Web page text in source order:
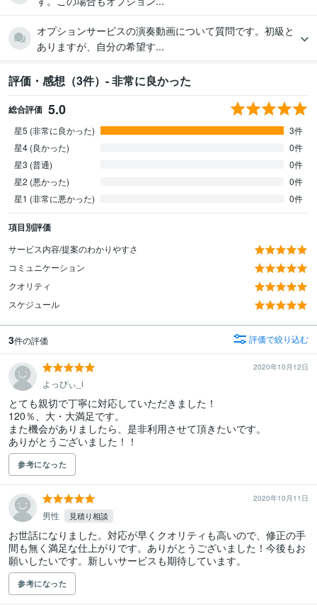
オプションサービスの演奏動画について質問です。初級と
ありますが、自分の希望す...
評価・感想（3件）- 非常に良かった
総合評価 5.0
星5 (非常に良かった)
3件
星4 (良かった)
0件
星3 (普通)
0件
星2 (悪かった)
0件
星1 (非常に悪かった)
0件
項目別評価
サービス内容/提案のわかりやすさ
コミュニケーション
クオリティ
スケジュール
3件の評価 評価で絞り込む
2020年10月12日
よっぴぃ_i
とても親切で丁寧に対応していただきました！
120％、大・大満足です。
また機会がありましたら、是非利用させて頂きたいです。
ありがとうございました！！
参考になった
2020年10月11日
男性 見積り相談
お世話になりました。対応が早くクオリティも高いので、修正の手
間も無く満足な仕上がりです。ありがとうございました！今後もお
願いしたいです。新しいサービスも期待しています。
参考になった